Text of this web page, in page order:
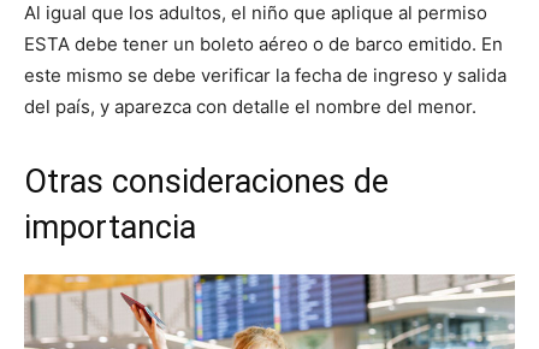
Al igual que los adultos, el niño que aplique al permiso
ESTA debe tener un boleto aéreo o de barco emitido. En
este mismo se debe verificar la fecha de ingreso y salida
del país, y aparezca con detalle el nombre del menor.
Otras consideraciones de
importancia